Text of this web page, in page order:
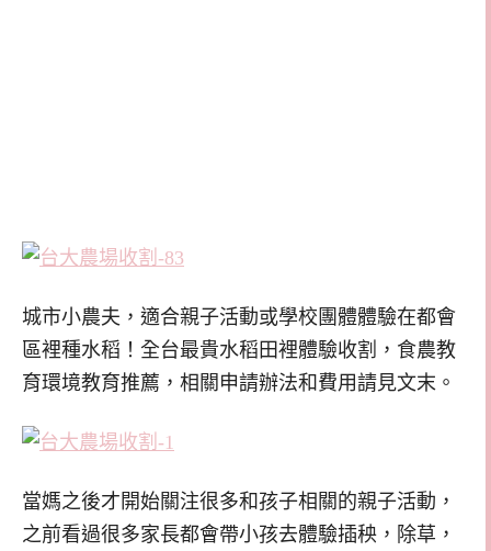
城市小農夫，適合親子活動或學校團體體驗在都會
區裡種水稻！全台最貴水稻田裡體驗收割，食農教
育環境教育推薦，相關申請辦法和費用請見文末。
當媽之後才開始關注很多和孩子相關的親子活動，
之前看過很多家長都會帶小孩去體驗插秧，除草，